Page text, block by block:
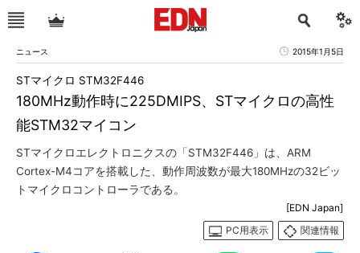
ニュース 2015年1月5日
180MHz動作時に225DMIPS、STマイクロの高性
能STM32マイコン
STマイクロ STM32F446
STマイクロエレクトロニクスの「STM32F446」は、ARM
Cortex-M4コアを搭載した、動作周波数が最大180MHzの32ビッ
トマイクロコントローラである。
[EDN Japan]
PC用表示
関連情報